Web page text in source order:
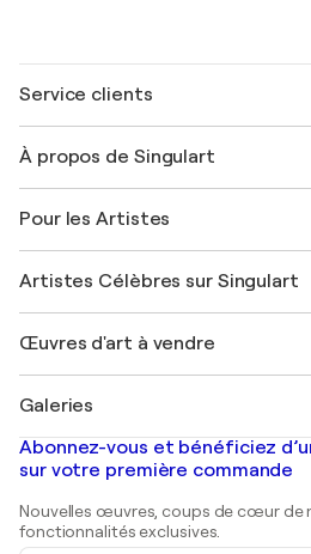
Service clients
Expédition
Offrir une carte cadeau
Rejoignez notre programme
Mon compte
+33 1 76 44 06 42
À propos de Singulart
FAQ
Magazine Singulart
Emplois
Découvrez une sélection d'art
Pour les Artistes
Se connecter en tant qu'Artiste
Artistes Célèbres sur Singulart
Marc Chagall
Banksy
Mr. Brainwash
Shepard Fairey
Œuvres d'art à vendre
Tableaux abstraits à vendre
Peintures de paysage
Estampes
Peintures acryliques
Galeries
Galeries d'art en France
Galeries d'art en Belgique
Abonnez-vous et bénéficiez
sur votre première commande
Nouvelles œuvres, coups de cœur de
fonctionnalités exclusives.